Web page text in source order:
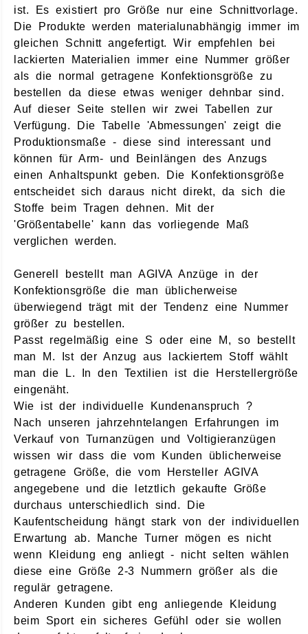
ist. Es existiert pro Größe nur eine Schnittvorlage.
Die Produkte werden materialunabhängig immer im
gleichen Schnitt angefertigt. Wir empfehlen bei
lackierten Materialien immer eine Nummer größer
als die normal getragene Konfektionsgröße zu
bestellen da diese etwas weniger dehnbar sind.
Auf dieser Seite stellen wir zwei Tabellen zur
Verfügung. Die Tabelle 'Abmessungen' zeigt die
Produktionsmaße - diese sind interessant und
können für Arm- und Beinlängen des Anzugs
einen Anhaltspunkt geben. Die Konfektionsgröße
entscheidet sich daraus nicht direkt, da sich die
Stoffe beim Tragen dehnen. Mit der
'Größentabelle' kann das vorliegende Maß
verglichen werden.
Generell bestellt man AGIVA Anzüge in der
Konfektionsgröße die man üblicherweise
überwiegend trägt mit der Tendenz eine Nummer
größer zu bestellen.
Passt regelmäßig eine S oder eine M, so bestellt
man M. Ist der Anzug aus lackiertem Stoff wählt
man die L. In den Textilien ist die Herstellergröße
eingenäht.
Wie ist der individuelle Kundenanspruch ?
Nach unseren jahrzehntelangen Erfahrungen im
Verkauf von Turnanzügen und Voltigieranzügen
wissen wir dass die vom Kunden üblicherweise
getragene Größe, die vom Hersteller AGIVA
angegebene und die letztlich gekaufte Größe
durchaus unterschiedlich sind. Die
Kaufentscheidung hängt stark von der individuellen
Erwartung ab. Manche Turner mögen es nicht
wenn Kleidung eng anliegt - nicht selten wählen
diese eine Größe 2-3 Nummern größer als die
regulär getragene.
Anderen Kunden gibt eng anliegende Kleidung
beim Sport ein sicheres Gefühl oder sie wollen